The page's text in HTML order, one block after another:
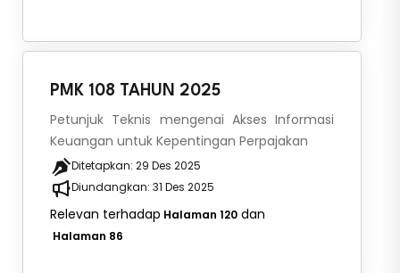
PMK 108 TAHUN 2025
Petunjuk Teknis mengenai Akses Informasi
Keuangan untuk Kepentingan Perpajakan
Ditetapkan: 29 Des 2025
Diundangkan: 31 Des 2025
Relevan terhadap Halaman 120 dan
Halaman 86